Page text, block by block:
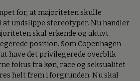
for, at majoriteten skulle
undslippe stereotyper. Nu handler
skal erkende og aktivt
position. Som Copenhagen
have det privilegerede overblik
fokus fra køn, race og seksualitet
helt frem i forgrunden. Nu skal